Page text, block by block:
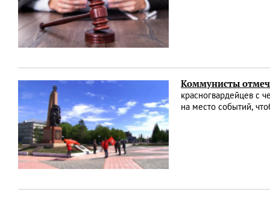
Коммунисты
красногвардейцев с
на место событий,